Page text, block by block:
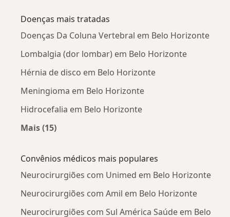
Doenças mais tratadas
Doenças Da Coluna Vertebral em Belo Horizonte
Lombalgia (dor lombar) em Belo Horizonte
Hérnia de disco em Belo Horizonte
Meningioma em Belo Horizonte
Hidrocefalia em Belo Horizonte
Mais (15)
Convênios médicos mais populares
Neurocirurgiões com Unimed em Belo Horizonte
Neurocirurgiões com Amil em Belo Horizonte
Neurocirurgiões com Sul América Saúde em Belo